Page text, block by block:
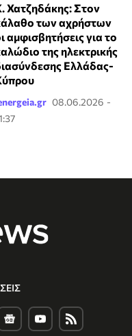
Χατζηδάκης: Στον
των αχρήστων
αμφισβητήσεις για το
της ηλεκτρικής
Ελλάδας-
08.06.2026 -